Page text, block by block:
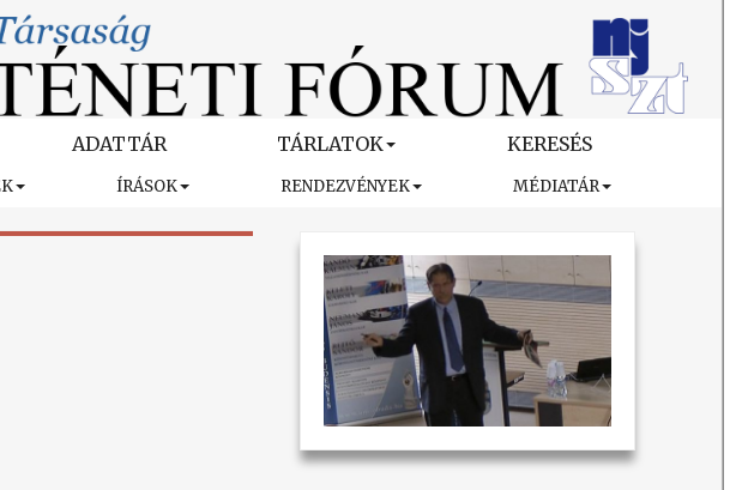
ADATTÁR TÁRLATOK KERESÉS
ÍRÁSOK RENDEZVÉNYEK MÉDIATÁR